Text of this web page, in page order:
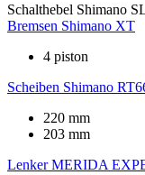
Schalthebel Shimano
Bremsen Shimano XT
4 piston
Scheiben Shimano
220 mm
203 mm
Lenker MERIDA